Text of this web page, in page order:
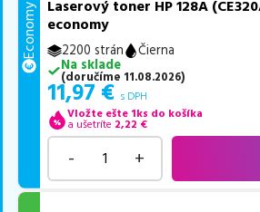
Economy
Laserový toner HP 128A
economy
2200 strán
Čierna
Na sklade
(doručíme 11.08.2026)
11,97 € s DPH
Vložte ešte 1ks do košíka
a ušetríte 2,22 €
- +